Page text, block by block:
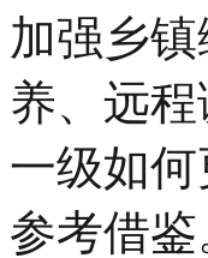
加强乡
养、远
一级如
参考借